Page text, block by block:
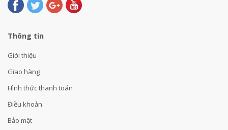
Thông tin
Giới thiệu
Giao hàng
Hình thức thanh toán
Điều khoản
Bảo mật